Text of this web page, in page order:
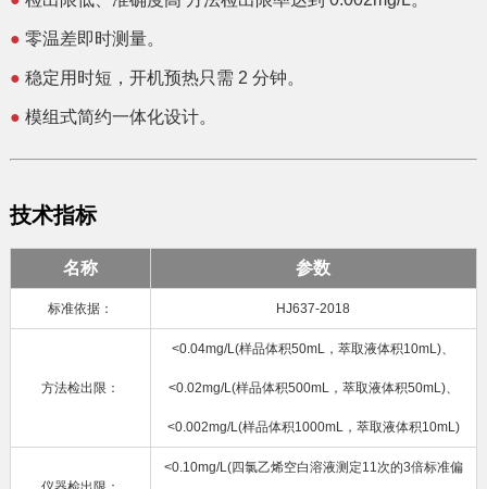
● 零温差即时测量。
● 稳定用时短，开机预热只需 2 分钟。
● 模组式简约一体化设计。
技术指标
名称 参数
标准依据： HJ637-2018
方法检出限：
<0.04mg/L(样品体积50mL，萃取液体积10mL)、
<0.02mg/L(样品体积500mL，萃取液体积50mL)、
<0.002mg/L(样品体积1000mL，萃取液体积10mL)
<0.10mg/L(四氯乙烯空白溶液测定11次的3倍标准偏